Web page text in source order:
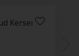
Kersen -